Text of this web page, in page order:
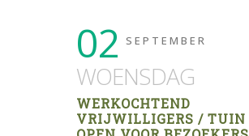
02 SEPTEMBER
WOENSDAG
WERKOCHTEND
VRIJWILLIGERS / TUIN